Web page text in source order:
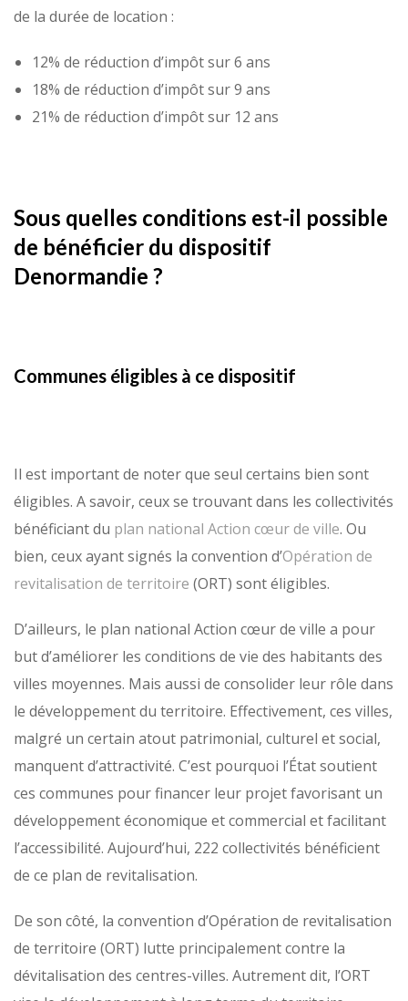
de la durée de location :
12% de réduction d’impôt sur 6 ans
18% de réduction d’impôt sur 9 ans
21% de réduction d’impôt sur 12 ans
Sous quelles conditions est-il possible
de bénéficier du dispositif
Denormandie ?
Communes éligibles à ce dispositif
Il est important de noter que seul certains bien sont
éligibles. A savoir, ceux se trouvant dans les collectivités
bénéficiant du plan national Action cœur de ville. Ou
bien, ceux ayant signés la convention d’Opération de
revitalisation de territoire (ORT) sont éligibles.
D’ailleurs, le plan national Action cœur de ville a pour
but d’améliorer les conditions de vie des habitants des
villes moyennes. Mais aussi de consolider leur rôle dans
le développement du territoire. Effectivement, ces villes,
malgré un certain atout patrimonial, culturel et social,
manquent d’attractivité. C’est pourquoi l’État soutient
ces communes pour financer leur projet favorisant un
développement économique et commercial et facilitant
l’accessibilité. Aujourd’hui, 222 collectivités bénéficient
de ce plan de revitalisation.
De son côté, la convention d’Opération de revitalisation
de territoire (ORT) lutte principalement contre la
dévitalisation des centres-villes. Autrement dit, l’ORT